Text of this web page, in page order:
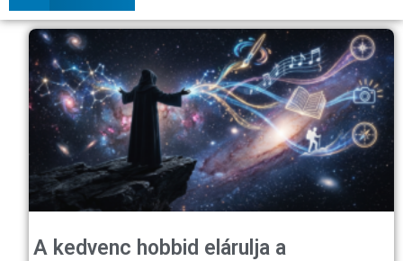
A kedvenc hobbid elárulja a